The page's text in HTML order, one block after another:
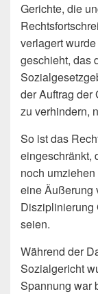
Gerichte, die
verlagert
geschieht, das
der Auftrag der
zu verhindern,
So ist das
eingeschränkt,
noch
eine Äußerung
Disziplinierung
seien.
Während der
Sozialgericht
Spannung war